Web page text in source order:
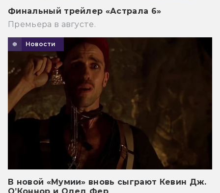
Финальный трейлер «Астрала 6»
Премьера в августе.
Новости
В новой «Мумии» вновь сыграют Кевин Дж.
О’Коннор и Одед Фер